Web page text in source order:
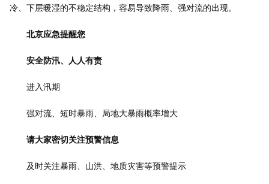
冷、下层暖湿的不稳定结构，容易导致降雨、强对流的出现。
北京应急提醒您
安全防汛、人人有责
进入汛期
强对流、短时暴雨、局地大暴雨概率增大
请大家密切关注预警信息
及时关注暴雨、山洪、地质灾害等预警提示